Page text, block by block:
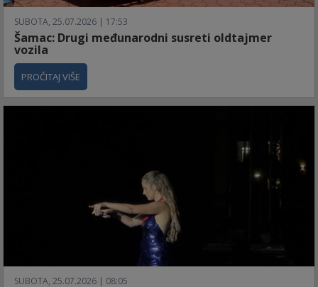
SUBOTA, 25.07.2026 | 17:53
Šamac: Drugi međunarodni susreti oldtajmer
vozila
PROČITAJ VIŠE
SUBOTA, 25.07.2026 | 08:05